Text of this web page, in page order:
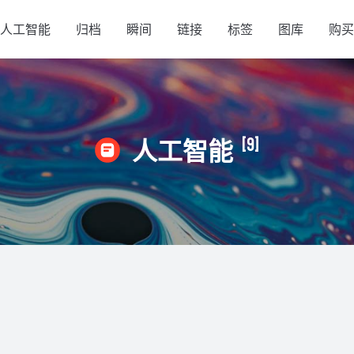
人工智能 归档 瞬间 链接 标签 图库 购
人工智能[9]